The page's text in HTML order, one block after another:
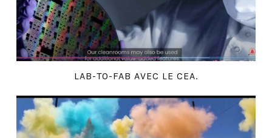
LAB-TO-FAB AVEC LE CEA.